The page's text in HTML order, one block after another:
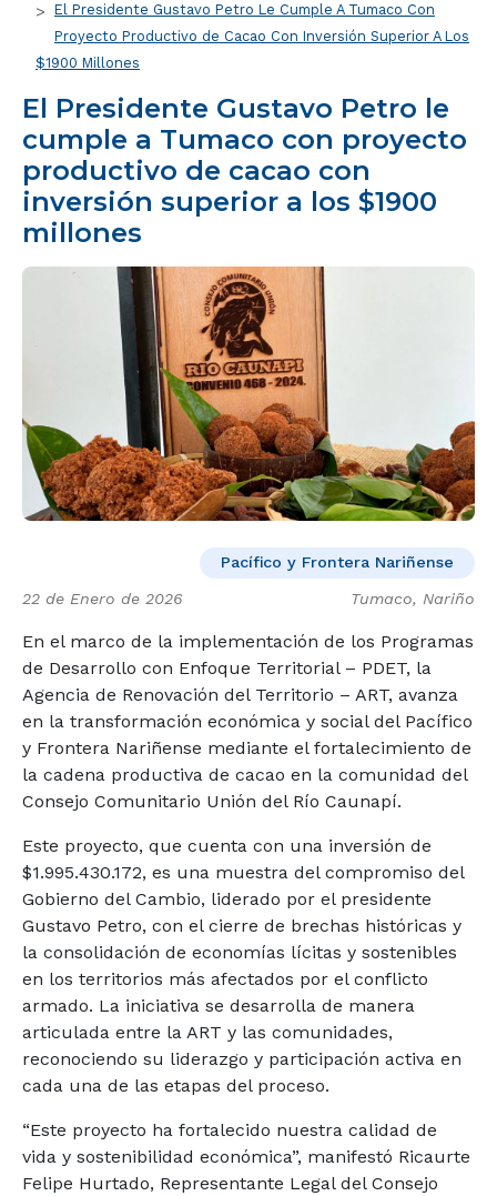
El Presidente Gustavo Petro Le Cumple A Tumaco Con
Proyecto Productivo de Cacao Con Inversión Superior A Los
$1900 Millones
El Presidente Gustavo Petro le
cumple a Tumaco con proyecto
productivo de cacao con
inversión superior a los $1900
millones
Pacífico y Frontera Nariñense
22 de Enero de 2026 Tumaco, Nariño
En el marco de la implementación de los Programas
de Desarrollo con Enfoque Territorial – PDET, la
Agencia de Renovación del Territorio – ART, avanza
en la transformación económica y social del Pacífico
y Frontera Nariñense mediante el fortalecimiento de
la cadena productiva de cacao en la comunidad del
Consejo Comunitario Unión del Río Caunapí.
Este proyecto, que cuenta con una inversión de
$1.995.430.172, es una muestra del compromiso del
Gobierno del Cambio, liderado por el presidente
Gustavo Petro, con el cierre de brechas históricas y
la consolidación de economías lícitas y sostenibles
en los territorios más afectados por el conflicto
armado. La iniciativa se desarrolla de manera
articulada entre la ART y las comunidades,
reconociendo su liderazgo y participación activa en
cada una de las etapas del proceso.
“Este proyecto ha fortalecido nuestra calidad de
vida y sostenibilidad económica”, manifestó Ricaurte
Felipe Hurtado, Representante Legal del Consejo